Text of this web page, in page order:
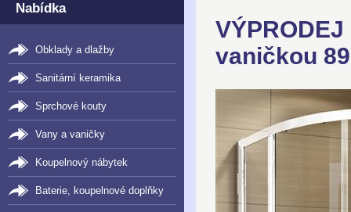
vaničkou
Nabídka
Obklady a dlažby
Sanitární keramika
Sprchové kouty
Vany a vaničky
Koupelnový nábytek
Baterie, koupelnové doplňky